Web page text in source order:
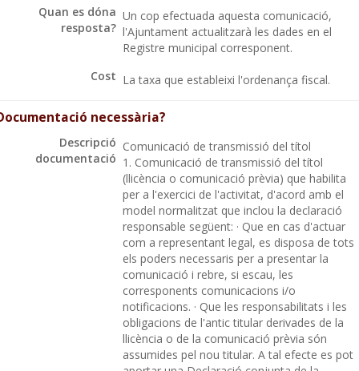
Quan es dóna
resposta?
Un cop efectuada aquesta comunicació,
l'Ajuntament actualitzarà les dades en el
Registre municipal corresponent.
Cost La taxa que estableixi l'ordenança fiscal.
necessària?
Descripció
documentació
Comunicació de transmissió del títol
1. Comunicació de transmissió del títol
(llicència o comunicació prèvia) que habilita
per a l'exercici de l'activitat, d'acord amb el
model normalitzat que inclou la declaració
responsable següent: · Que en cas d'actuar
com a representant legal, es disposa de tots
els poders necessaris per a presentar la
comunicació i rebre, si escau, les
corresponents comunicacions i/o
notificacions. · Que les responsabilitats i les
obligacions de l'antic titular derivades de la
llicència o de la comunicació prèvia són
assumides pel nou titular. A tal efecte es pot